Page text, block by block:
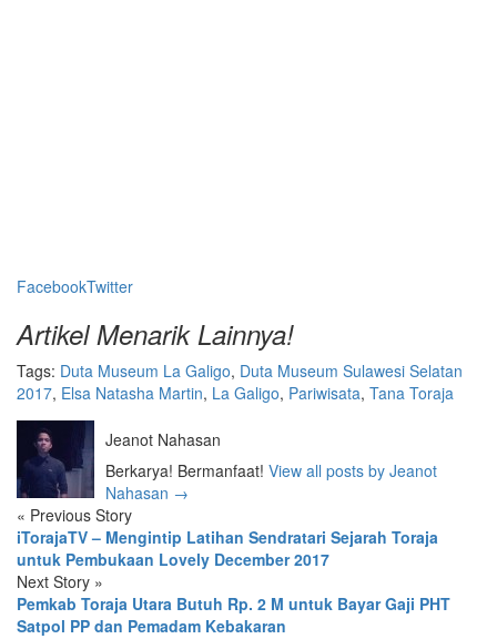
FacebookTwitter
Artikel Menarik Lainnya!
Tags: Duta Museum La Galigo, Duta Museum Sulawesi Selatan
2017, Elsa Natasha Martin, La Galigo, Pariwisata, Tana Toraja
Jeanot Nahasan
Berkarya! Bermanfaat! View all posts by Jeanot
Nahasan →
« Previous Story
iTorajaTV – Mengintip Latihan Sendratari Sejarah Toraja
untuk Pembukaan Lovely December 2017
Next Story »
Pemkab Toraja Utara Butuh Rp. 2 M untuk Bayar Gaji PHT
Satpol PP dan Pemadam Kebakaran